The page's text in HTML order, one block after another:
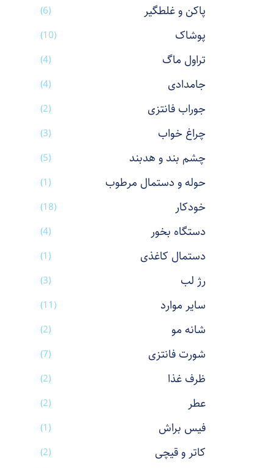
پاکن و غلطگیر (6)
پوشاک (10)
تراول ماگ (4)
جامدادی (4)
جوراب فانتزی (2)
چراغ خواب (3)
چشم بند و هدبند (5)
حوله و دستمال مرطوب (1)
خودکار (18)
دستگاه بخور (4)
دستمال کاغذی (1)
رژ لب (3)
سایر موارد (11)
شانه مو (2)
شورت فانتزی (7)
ظرف غذا (2)
عطر (2)
فیس براش (1)
کاتر و قیچی (2)